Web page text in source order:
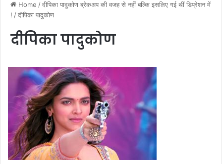
Home /दीपिका पादुकोण ब्रेकअप की वजह से नहीं बल्कि इसलिए गई थींं डिप्रेशन में
! /दीपिका पादुकोण
दीपिका पादुकोण